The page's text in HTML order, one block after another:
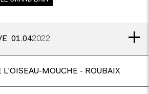
01.042022
L'OISEAU-MOUCHE - ROUBAIX